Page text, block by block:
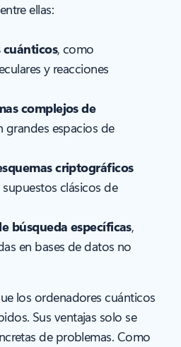
ellas:
cuánticos, como
y reacciones
complejos de
grandes espacios de
criptográficos
clásicos de
búsqueda específicas,
en bases de datos no
los ordenadores cuánticos
Sus ventajas solo se
de problemas. Como